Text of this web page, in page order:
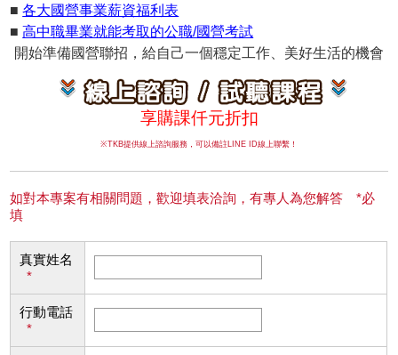
■各大國營事業薪資福利表
■高中職畢業就能考取的公職/國營考試
開始準備國營聯招，給自己一個穩定工作、美好生活的機會
享購課仟元折扣
※TKB提供線上諮詢服務，可以備註LINE ID線上聯繫！
如對本專案有相關問題，歡迎填表洽詢，有專人為您解答 *必
填
真實姓名
*
行動電話
*